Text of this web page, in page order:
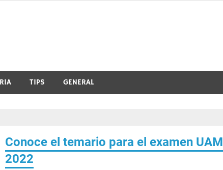
TIPS GENERAL
Conoce el temario para el examen UAM
2022